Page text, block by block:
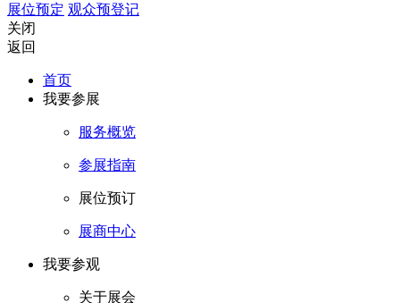
展位预定 观众预登记
关闭
返回
首页
我要参展
服务概览
参展指南
展位预订
展商中心
我要参观
关于展会